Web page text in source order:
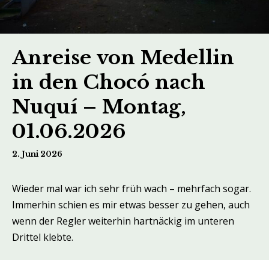
Anreise von Medellin
in den Chocó nach
Nuquí – Montag,
01.06.2026
2. Juni 2026
Wieder mal war ich sehr früh wach – mehrfach sogar.
Immerhin schien es mir etwas besser zu gehen, auch
wenn der Regler weiterhin hartnäckig im unteren
Drittel klebte.